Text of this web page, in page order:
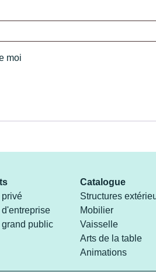
moi
privé
grand public
Catalogue
Structures
Mobilier
Vaisselle
Arts de la table
Animations